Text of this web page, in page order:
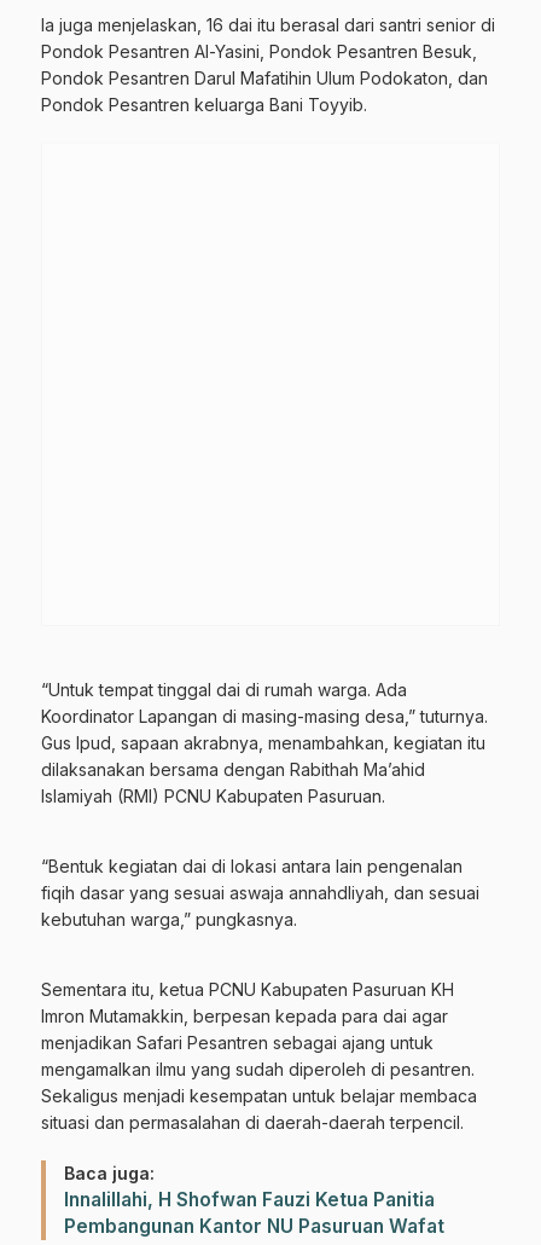
Ia juga menjelaskan, 16 dai itu berasal dari santri senior di
Pondok Pesantren Al-Yasini, Pondok Pesantren Besuk,
Pondok Pesantren Darul Mafatihin Ulum Podokaton, dan
Pondok Pesantren keluarga Bani Toyyib.
“Untuk tempat tinggal dai di rumah warga. Ada
Koordinator Lapangan di masing-masing desa,” tuturnya.
Gus Ipud, sapaan akrabnya, menambahkan, kegiatan itu
dilaksanakan bersama dengan Rabithah Ma’ahid
Islamiyah (RMI) PCNU Kabupaten Pasuruan.
“Bentuk kegiatan dai di lokasi antara lain pengenalan
fiqih dasar yang sesuai aswaja annahdliyah, dan sesuai
kebutuhan warga,” pungkasnya.
Sementara itu, ketua PCNU Kabupaten Pasuruan KH
Imron Mutamakkin, berpesan kepada para dai agar
menjadikan Safari Pesantren sebagai ajang untuk
mengamalkan ilmu yang sudah diperoleh di pesantren.
Sekaligus menjadi kesempatan untuk belajar membaca
situasi dan permasalahan di daerah-daerah terpencil.
Baca juga:
Innalillahi, H Shofwan Fauzi Ketua Panitia
Pembangunan Kantor NU Pasuruan Wafat